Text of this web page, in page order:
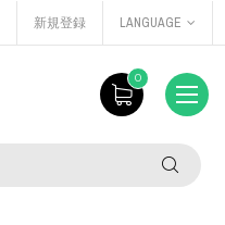
新規登録 LANGUAGE
0